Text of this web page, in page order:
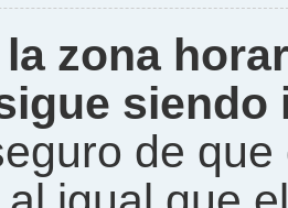
zona
siendo
de